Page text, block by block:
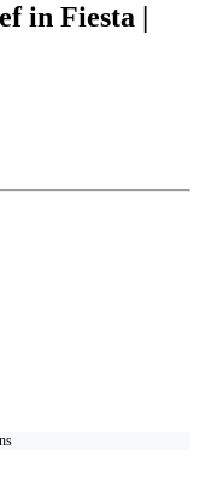
in Fiesta |